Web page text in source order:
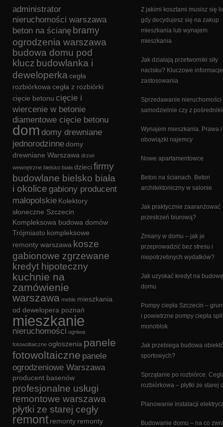
administrator
nieruchomości warszawa
beton na ścianę bramy
ogrodzenia warszawa
budowa domu pod
klucz budowlanka i
deweloperka cegła
rozbiórkowa cegła z rozbiórki
cięcie betonu cięcie i
wiercenie w betonie
diamentowe cięcie betonu
dom domy drewniane
jednorodzinnedomy
drewniane Warszawa drzwi
wewnętrzne bielsko biała dzieci firmy
budowlane bielsko biała
i okolice gabiony producent
małopolskie Kolektory
słoneczne Szczecin
Kompleksowa budowa domów
Trójmiasto kompleksowe
remonty warszawa kosze
gabionowe zgrzewane
kredyt hipoteczny
kuchnie na
zamówienie
warszawa meble mieszkania
od dewelopera poznań
mieszkanie
nieruchomości ogniwa
fotowoltaiczne ogłoszenia panele
fotowoltaiczne panele
ogrodzeniowe Warszawa
producent basenów
profesjonalne usługi
remontowe warszawa
płytki ze starej cegły
remont remonty remonty
Z jakimi kosztami musisz się
gdy decydujesz się na zakup
mieszkania lub wynajem
mieszkania
Jak działają przetworniki siły
nacisku? Kluczowe
zastosowania
Sprzedawanie nieruchomości
samodzielnie czy z
Wynajem mieszkania. Prawa i
obowiązki najemcy
Nowe apartamentowce
Beton na ścianach. Beton
architektoniczny w salonie
Jak praktycznie zaaranżować
przestrzeń biurową?
Zmiany w domu – jak je
przeprowadzić bez stresu i
niepotrzebnych wydatków?
Jak uzyskać kredyt na budowę
domu
Pompy ciepła Szczecin –
i powietrzne pompy ciepła
monoblok
Jak przebiega budowa
sportowych?
Sprzątanie po rozbiórce.
rozbiórkowa – płytki ze starej
Planowanie instalacji
Budowanie domu – na co